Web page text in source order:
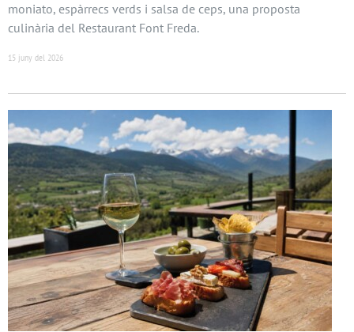
moniato, espàrrecs verds i salsa de ceps, una proposta
culinària del Restaurant Font Freda.
15 juny del 2026